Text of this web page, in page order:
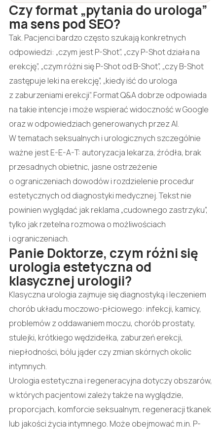
Czy format „pytania do urologa”
ma sens pod SEO?
Tak. Pacjenci bardzo często szukają konkretnych
odpowiedzi: „czym jest P-Shot”, „czy P-Shot działa na
erekcję”, „czym różni się P-Shot od B-Shot”, „czy B-Shot
zastępuje leki na erekcję”, „kiedy iść do urologa
z zaburzeniami erekcji”. Format Q&A dobrze odpowiada
na takie intencje i może wspierać widoczność w Google
oraz w odpowiedziach generowanych przez AI.
W tematach seksualnych i urologicznych szczególnie
ważne jest E-E-A-T: autoryzacja lekarza, źródła, brak
przesadnych obietnic, jasne ostrzeżenie
o ograniczeniach dowodów i rozdzielenie procedur
estetycznych od diagnostyki medycznej. Tekst nie
powinien wyglądać jak reklama „cudownego zastrzyku”,
tylko jak rzetelna rozmowa o możliwościach
i ograniczeniach.
Panie Doktorze, czym różni się
urologia estetyczna od
klasycznej urologii?
Klasyczna urologia zajmuje się diagnostyką i leczeniem
chorób układu moczowo-płciowego: infekcji, kamicy,
problemów z oddawaniem moczu, chorób prostaty,
stulejki, krótkiego wędzidełka, zaburzeń erekcji,
niepłodności, bólu jąder czy zmian skórnych okolic
intymnych.
Urologia estetyczna i regeneracyjna dotyczy obszarów,
w których pacjentowi zależy także na wyglądzie,
proporcjach, komforcie seksualnym, regeneracji tkanek
lub jakości życia intymnego. Może obejmować m.in. P-